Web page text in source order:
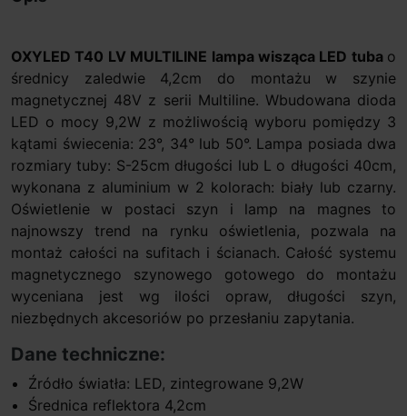
OXYLEDT40 LV MULTILINE lampa wisząca LED tuba o
średnicy zaledwie 4,2cm do montażu w szynie
magnetycznej 48V z serii Multiline. Wbudowana dioda
LED o mocy 9,2W z możliwością wyboru pomiędzy 3
kątami świecenia: 23°, 34° lub 50°. Lampa posiada dwa
rozmiary tuby: S-25cm długości lub L o długości 40cm,
wykonana z aluminium w 2 kolorach: biały lub czarny.
Oświetlenie w postaci szyn i lamp na magnes to
najnowszy trend na rynku oświetlenia, pozwala na
montaż całości na sufitach i ścianach. Całość systemu
magnetycznego szynowego gotowego do montażu
wyceniana jest wg ilości opraw, długości szyn,
niezbędnych akcesoriów po przesłaniu zapytania.
Dane techniczne:
Źródło światła: LED, zintegrowane 9,2W
Średnica reflektora 4,2cm